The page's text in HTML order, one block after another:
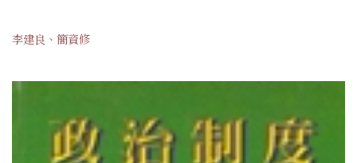
李建良、簡資修